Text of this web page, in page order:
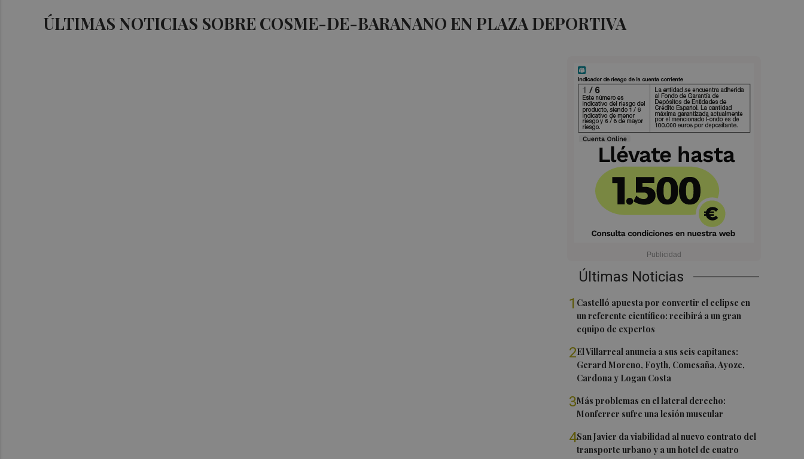
ÚLTIMAS NOTICIAS SOBRE COSME-DE-BARANANO EN PLAZA DEPORTIVA
Últimas Noticias
1 Castelló apuesta por convertir el eclipse en
un referente científico: recibirá a un gran
equipo de expertos
2El Villarreal anuncia a sus seis capitanes:
Gerard Moreno, Foyth, Comesaña, Ayoze,
Cardona y Logan Costa
3Más problemas en el lateral derecho:
Monferrer sufre una lesión muscular
4San Javier da viabilidad al nuevo contrato del
transporte urbano y a un hotel de cuatro